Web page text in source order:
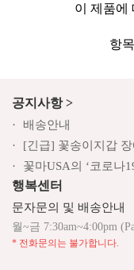
이 제품에
항
공지사항 >
배송안내
[긴급] 꽃송이지갑 장
꽃마USA의 ‘코로나
행복센터
문자문의 및 배송안내
월~금 7:30am~4:00pm
* 전화문의는 불가합니다.